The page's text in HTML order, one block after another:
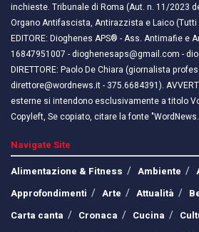
inchieste. Tribunale di Roma (Aut. n. 11/2023
Organo Antifascista, Antirazzista e Laico
EDITORE: Dioghenes APS® - Ass. Antimafie e
16847951007 - dioghenesaps@gmail.com -
DIRETTORE: Paolo De Chiara (giornalista
direttore@wordnews.it - ​​375.6684391).
esterne si intendono esclusivamente a titolo
Copyleft, Se copiato, citare la fonte
Navigate Site
Alimentazione & Fitness
Ambiente
Approfondimenti
Arte Attualità
Carta canta
Cronaca Cucina